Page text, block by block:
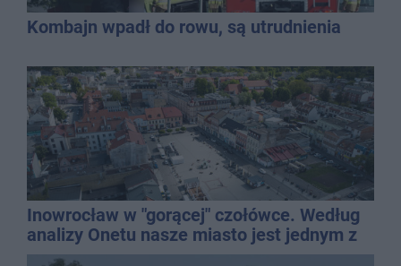
Kombajn wpadł do rowu, są utrudnienia
Inowrocław w "gorącej" czołówce. Według
analizy Onetu nasze miasto jest jednym z
najbardziej narażonych na upały